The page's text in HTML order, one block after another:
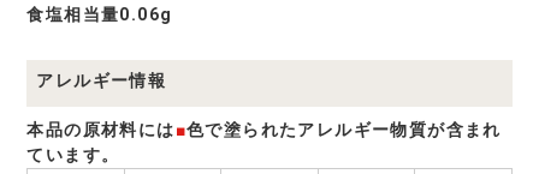
食塩相当量0.06g
アレルギー情報
本品の原材料には■色で塗られたアレルギー物質が含まれ
ています。